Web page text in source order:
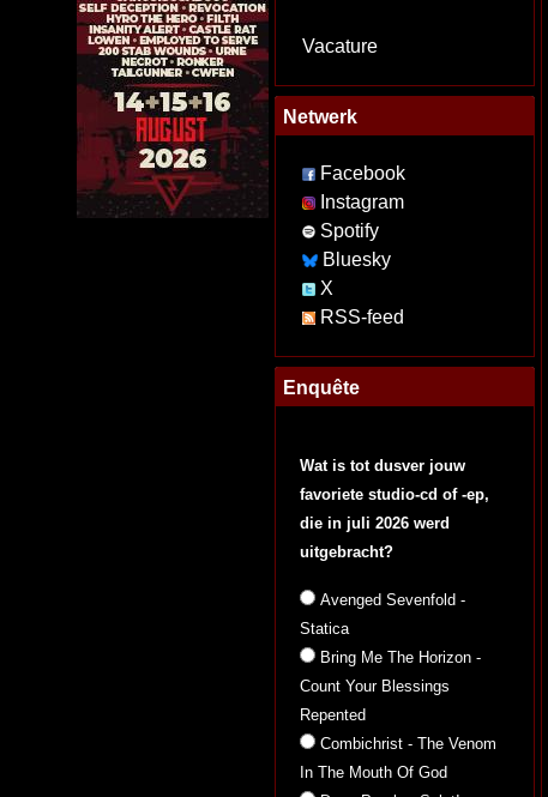
Vacature
Netwerk
Facebook
Instagram
Spotify
Bluesky
X
RSS-feed
Enquête
Wat is tot dusver jouw
favoriete studio-cd of -ep,
die in juli 2026 werd
uitgebracht?
Avenged Sevenfold -
Statica
Bring Me The Horizon -
Count Your Blessings
Repented
Combichrist - The Venom
In The Mouth Of God